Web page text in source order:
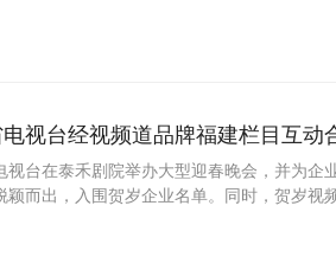
电视台经视频道品牌福建栏目互动
视台在泰禾剧院举办大型迎春晚会，并为企
颖而出，入围贺岁企业名单。同时，贺岁视